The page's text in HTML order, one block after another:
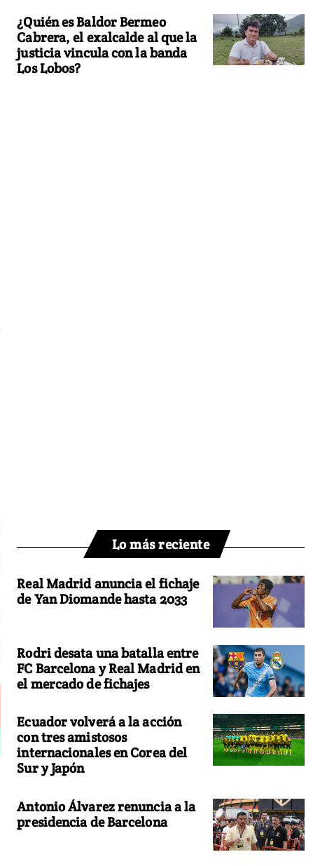
¿Quién es Baldor Bermeo
Cabrera, el exalcalde al que la
justicia vincula con la banda
Los Lobos?
Lo más reciente
Real Madrid anuncia el fichaje
de Yan Diomande hasta 2033
Rodri desata una batalla entre
FC Barcelona y Real Madrid en
el mercado de fichajes
Ecuador volverá a la acción
con tres amistosos
internacionales en Corea del
Sur y Japón
Antonio Álvarez renuncia a la
presidencia de Barcelona